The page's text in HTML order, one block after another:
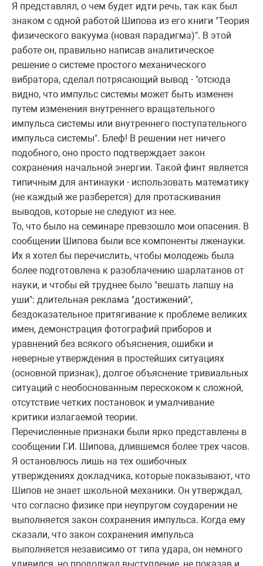
Я представлял, о чем будет идти речь, так как был
знаком с одной работой Шипова из его книги "Теория
физического вакуума (новая парадигма)". В этой
работе он, правильно написав аналитическое
решение о системе простого механического
вибратора, сделал потрясающий вывод - "отсюда
видно, что импульс системы может быть изменен
путем изменения внутреннего вращательного
импульса системы или внутреннего поступательного
импульса системы". Блеф! В решении нет ничего
подобного, оно просто подтверждает закон
сохранения начальной энергии. Такой финт является
типичным для антинауки - использовать математику
(не каждый же разберется) для протаскивания
выводов, которые не следуют из нее.
То, что было на семинаре превзошло мои опасения. В
сообщении Шипова были все компоненты лженауки.
Их я хотел бы перечислить, чтобы молодежь была
более подготовлена к разоблачению шарлатанов от
науки, и чтобы ей труднее было "вешать лапшу на
уши": длительная реклама "достижений",
бездоказательное притягивание к проблеме великих
имен, демонстрация фотографий приборов и
уравнений без всякого объяснения, ошибки и
неверные утверждения в простейших ситуациях
(основной признак), долгое объяснение тривиальных
ситуаций с необоснованным перескоком к сложной,
отсутствие четких постановок и умалчивание
критики излагаемой теории.
Перечисленные признаки были ярко представлены в
сообщении Г.И. Шипова, длившемся более трех часов.
Я остановлюсь лишь на тех ошибочных
утверждениях докладчика, которые показывают, что
Шипов не знает школьной механики. Он утверждал,
что согласно физике при неупругом соударении не
выполняется закон сохранения импульса. Когда ему
сказали, что закон сохранения импульса
выполняется независимо от типа удара, он немного